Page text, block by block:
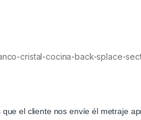
el cliente nos envíe él metraje